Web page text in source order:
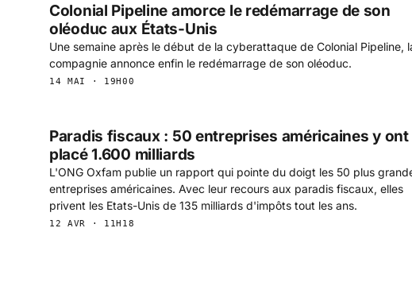
Colonial Pipeline amorce le redémarrage de son
oléoduc aux États-Unis
Une semaine après le début de la cyberattaque de Colonial Pipeline,
compagnie annonce enfin le redémarrage de son oléoduc.
14 MAI · 19H00
Paradis fiscaux : 50 entreprises américaines y ont
placé 1.600 milliards
L'ONG Oxfam publie un rapport qui pointe du doigt les 50 plus
entreprises américaines. Avec leur recours aux paradis fiscaux, elles
privent les Etats-Unis de 135 milliards d'impôts tout les ans.
12 AVR · 11H18